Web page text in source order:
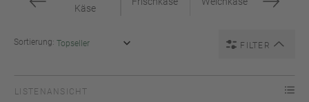
Käse
FILTER
Sortierung:
LISTENANSICHT